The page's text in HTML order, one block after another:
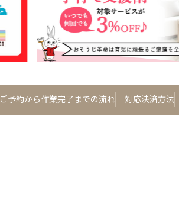
ご予約から作業完了までの流れ 対応決済方法